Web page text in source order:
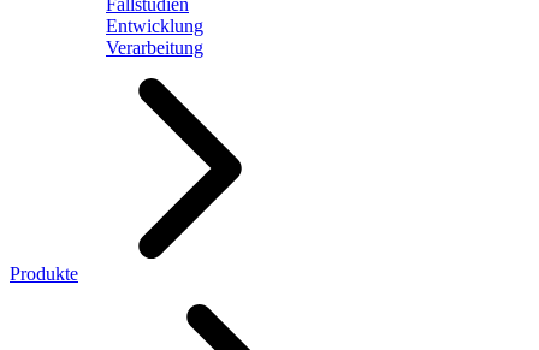
Entwicklung
Verarbeitung
Produkte